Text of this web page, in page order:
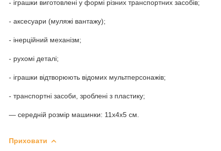
- іграшки виготовлені у формі різних транспортних засобів;
- аксесуари (муляжі вантажу);
- інерційний механізм;
- рухомі деталі;
- іграшки відтворюють відомих мультперсонажів;
- транспортні засоби, зроблені з пластику;
— середній розмір машинки: 11х4х5 см.
Приховати